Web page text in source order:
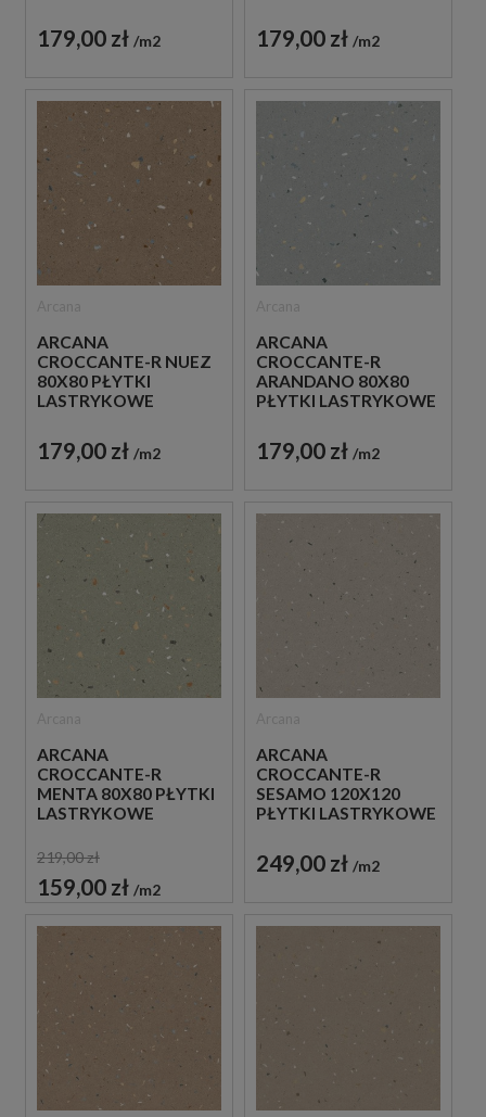
179,00 zł m2 179,00 zł m2
ARCANA
CROCCANTE-R NUEZ
80X80 PŁYTKI
LASTRYKOWE
179,00 zł m2
ARCANA
CROCCANTE-R
ARANDANO 80X80
PŁYTKI LASTRYKOWE
179,00 zł m2
ARCANA
CROCCANTE-R
MENTA 80X80 PŁYTKI
LASTRYKOWE
219,00 zł
159,00 zł m2
ARCANA
CROCCANTE-R
SESAMO 120X120
PŁYTKI LASTRYKOWE
249,00 zł m2